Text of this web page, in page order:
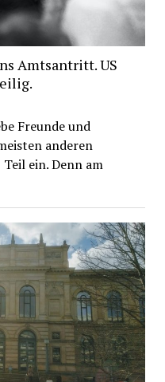
Amtsantritt. US
Freunde und
anderen
ein. Denn am